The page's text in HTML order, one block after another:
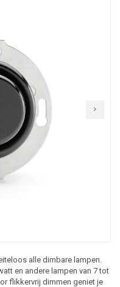
alle dimbare lampen.
en andere lampen van 7 tot
flikkervrij dimmen geniet je